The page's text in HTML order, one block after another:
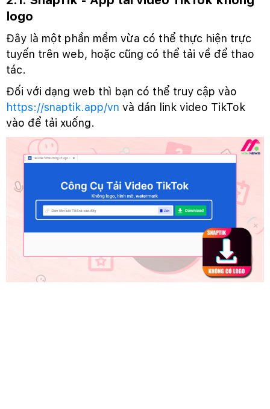
logo
Đây là một phần mềm vừa có thể thực hiện trực
tuyến trên web, hoặc cũng có thể tải về để thao
tác.
Đối với dạng web thì bạn có thể truy cập vào
https://snaptik.app/vn và dán link video TikTok
vào để tải xuống.